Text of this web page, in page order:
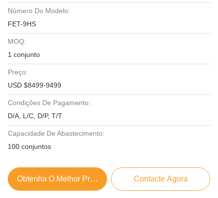
Número Do Modelo:
FET-9HS
MOQ:
1 conjunto
Preço:
USD $8499-9499
Condições De Pagamento:
D/A, L/C, D/P, T/T
Capacidade De Abastecimento:
100 conjuntos
Obtenha O Melhor Preço Contacte Agora